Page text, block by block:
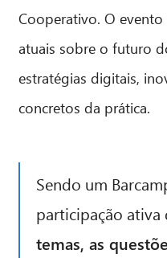
Cooperativo. O
atuais sobre o futuro
estratégias digitais,
concretos da prática.
Sendo um
participação
temas, as